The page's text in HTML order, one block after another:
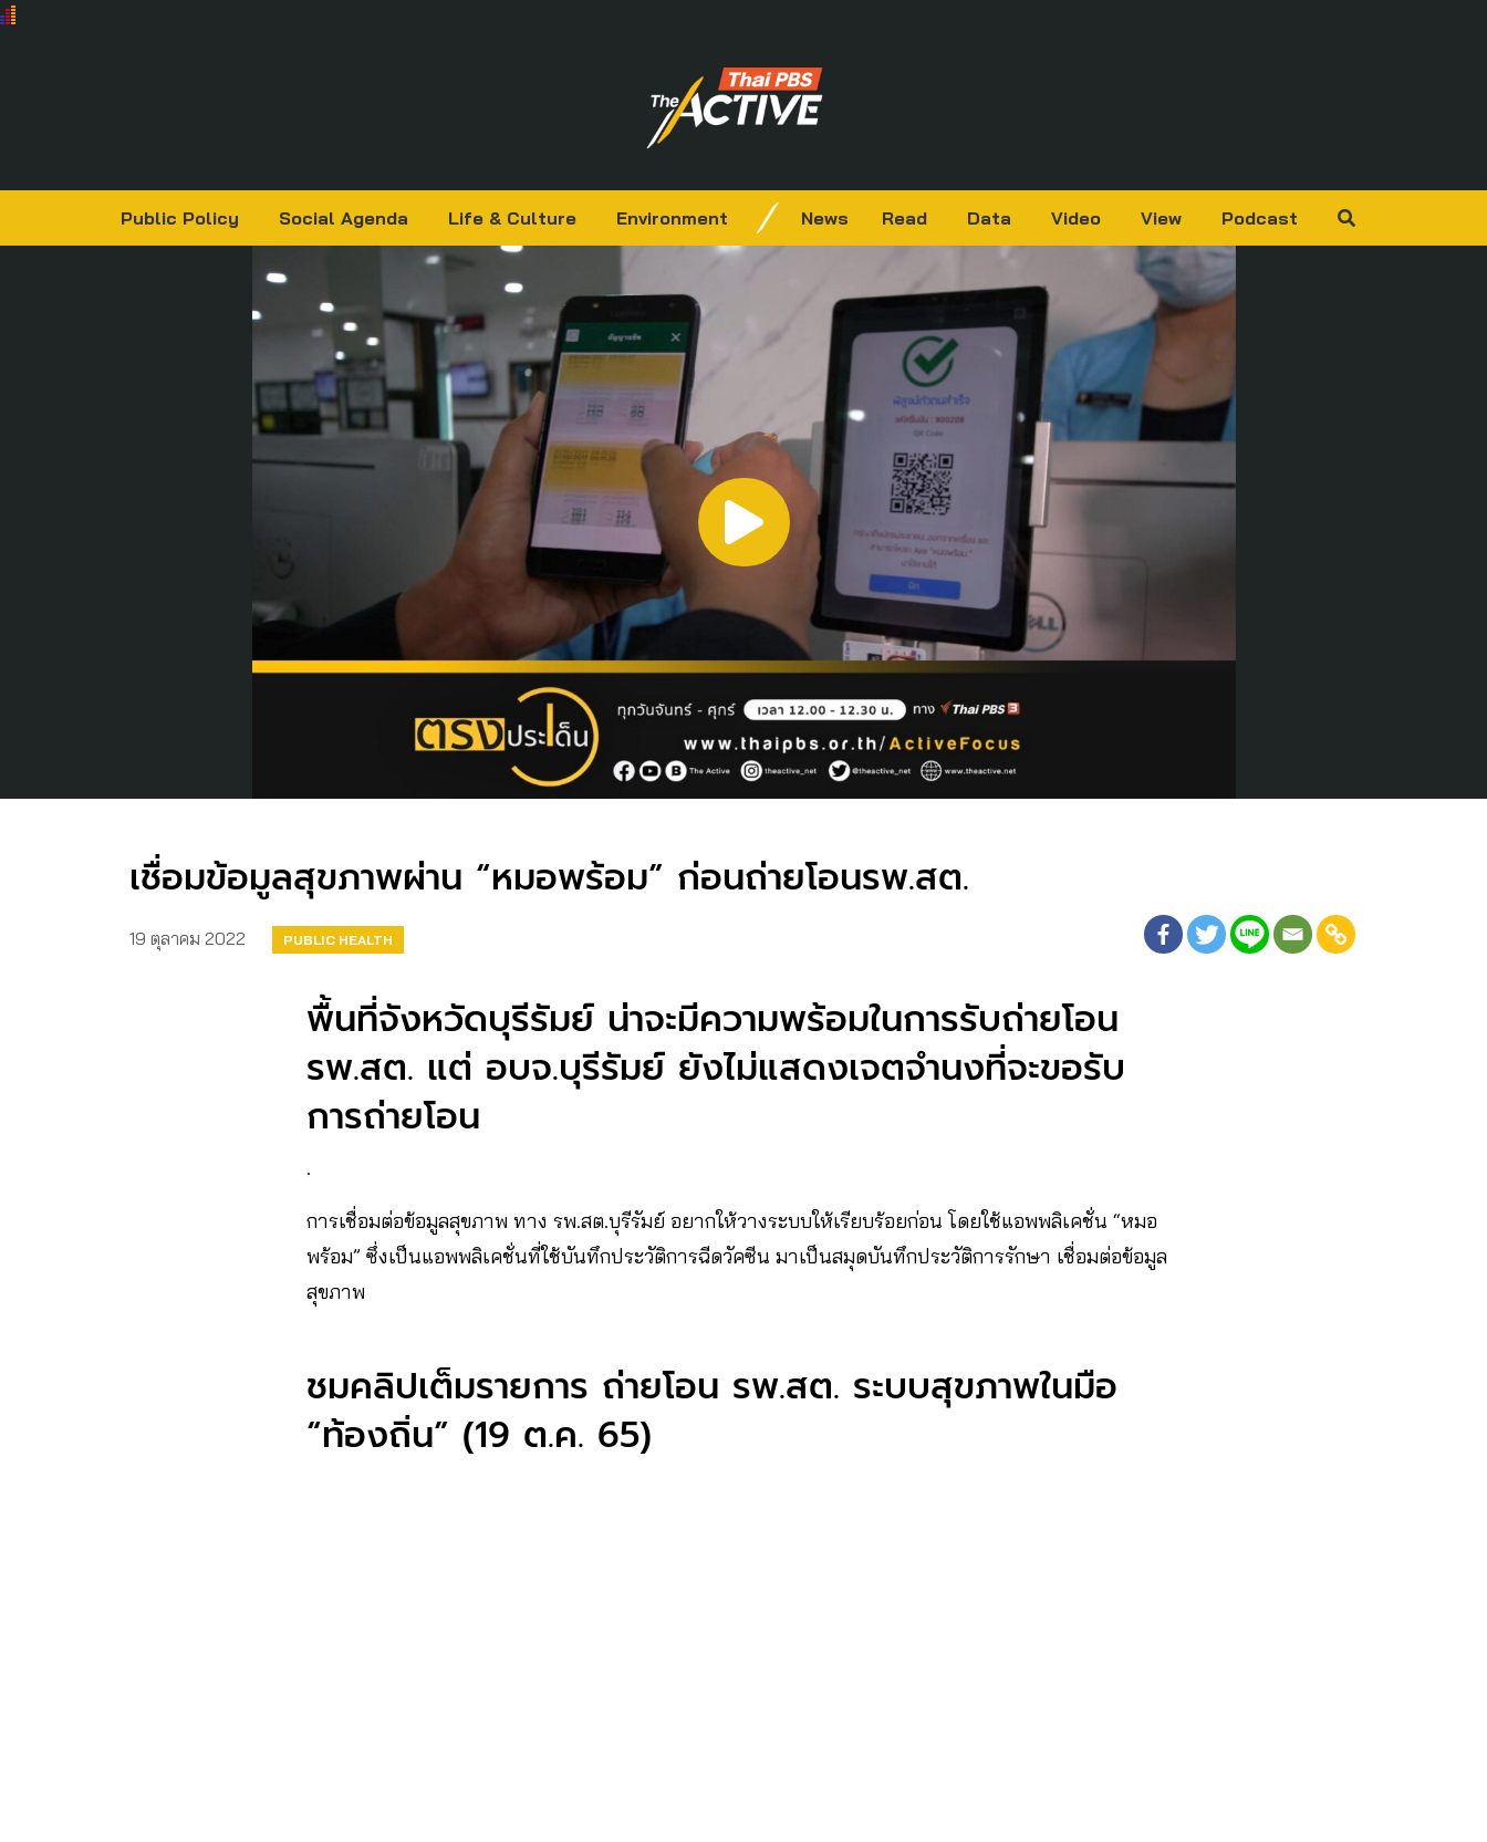
Public Policy Social Agenda Life & Culture Environment News Read Data Video View Podcast
เชื่อมข้อมูลสุขภาพผ่าน “หมอพร้อม” ก่อนถ่ายโอนรพ.สต.
19 ตุลาคม 2022 PUBLIC HEALTH
พื้นที่จังหวัดบุรีรัมย์ น่าจะมีความพร้อมในการรับถ่ายโอน
รพ.สต. แต่ อบจ.บุรีรัมย์ ยังไม่แสดงเจตจำนงที่จะขอรับ
การถ่ายโอน
.
การเชื่อมต่อข้อมูลสุขภาพ ทาง รพ.สต.บุรีรัมย์ อยากให้วางระบบให้เรียบร้อยก่อน โดยใช้แอพพลิเคชั่น “หมอ
พร้อม” ซึ่งเป็นแอพพลิเคชั่นที่ใช้บันทึกประวัติการฉีดวัคซีน มาเป็นสมุดบันทึกประวัติการรักษา เชื่อมต่อข้อมูล
สุขภาพ
ชมคลิปเต็มรายการ ถ่ายโอน รพ.สต. ระบบสุขภาพในมือ
“ท้องถิ่น” (19 ต.ค. 65)